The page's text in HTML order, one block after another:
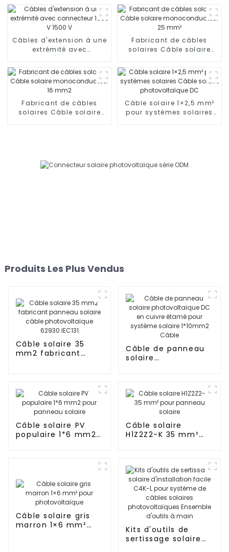
systèmes
photovoltaïques 1000 V
1500 V
Câbles d'extension à une
extrémité avec
Fabricant de câbles
solaires Câble solaire
Fabricant de câbles
solaires Câble solaire
Câble solaire 1×2,5 mm²
pour systèmes solaires
Produits Les Plus Vendus
Câble solaire 35
mm2 fabricant
62930 IEC131
Câble de panneau
solaire
solaire 1*10mm2
Câble
Câble solaire PV
populaire 1*6 mm2
Câble solaire
H1Z2Z2-K 35 mm²
Câble solaire gris
marron 1×6 mm²
Kits d'outils de
sertissage solaire